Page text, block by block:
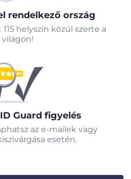
rendelkező ország
helyszín közül szerte a
világon!
Guard figyelés
az e-mailek vagy
esetén.